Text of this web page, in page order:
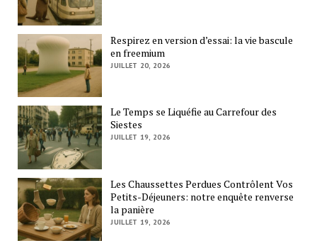
Respirez en version d’essai: la vie bascule
en freemium
JUILLET 20, 2026
Le Temps se Liquéfie au Carrefour des
Siestes
JUILLET 19, 2026
Les Chaussettes Perdues Contrôlent Vos
Petits-Déjeuners: notre enquête renverse
la panière
JUILLET 19, 2026